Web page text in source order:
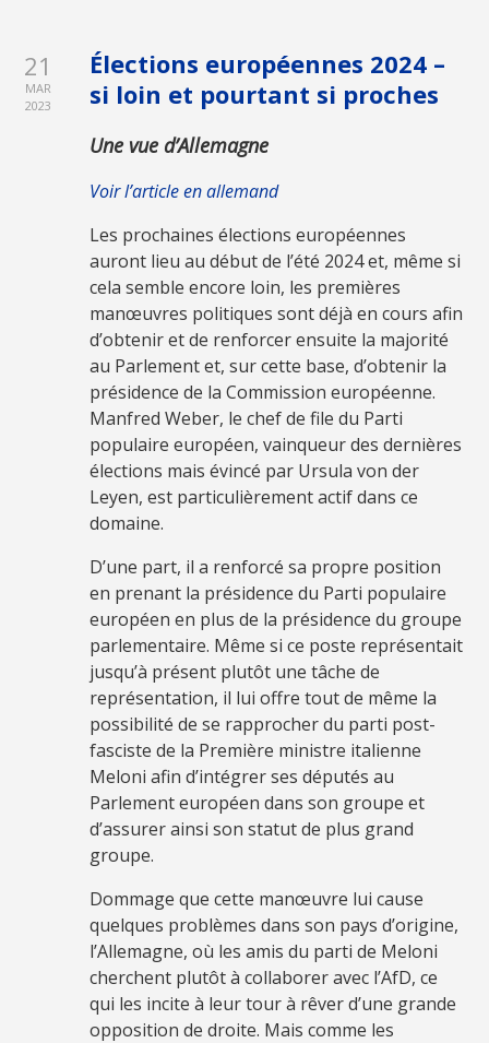
21
MAR
2023
Élections européennes 2024 –
si loin et pourtant si proches
Une vue d’Allemagne
Voir l’article en allemand
Les prochaines élections européennes
auront lieu au début de l’été 2024 et, même si
cela semble encore loin, les premières
manœuvres politiques sont déjà en cours afin
d’obtenir et de renforcer ensuite la majorité
au Parlement et, sur cette base, d’obtenir la
présidence de la Commission européenne.
Manfred Weber, le chef de file du Parti
populaire européen, vainqueur des dernières
élections mais évincé par Ursula von der
Leyen, est particulièrement actif dans ce
domaine.
D’une part, il a renforcé sa propre position
en prenant la présidence du Parti populaire
européen en plus de la présidence du groupe
parlementaire. Même si ce poste représentait
jusqu’à présent plutôt une tâche de
représentation, il lui offre tout de même la
possibilité de se rapprocher du parti post-
fasciste de la Première ministre italienne
Meloni afin d’intégrer ses députés au
Parlement européen dans son groupe et
d’assurer ainsi son statut de plus grand
groupe.
Dommage que cette manœuvre lui cause
quelques problèmes dans son pays d’origine,
l’Allemagne, où les amis du parti de Meloni
cherchent plutôt à collaborer avec l’AfD, ce
qui les incite à leur tour à rêver d’une grande
opposition de droite. Mais comme les